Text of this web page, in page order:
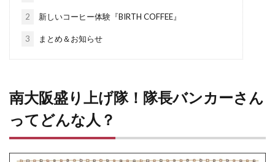
2 新しいコーヒー体験『BIRTH COFFEE』
3 まとめ＆お知らせ
南大阪盛り上げ隊！隊長バンカーさん
ってどんな人？